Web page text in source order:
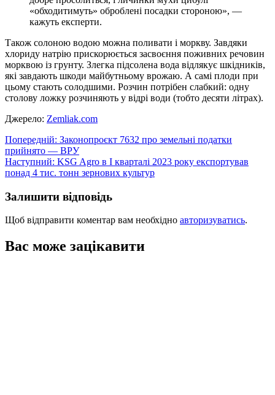
«обходитимуть» оброблені посадки стороною», —
кажуть експерти.
Також солоною водою можна поливати і моркву. Завдяки
хлориду натрію прискорюється засвоєння поживних речовин
морквою із грунту. Злегка підсолена вода відлякує шкідників,
які завдають шкоди майбутньому врожаю. А самі плоди при
цьому стають солодшими. Розчин потрібен слабкий: одну
столову ложку розчиняють у відрі води (тобто десяти літрах).
Джерело: Zemliak.com
Навігація
записів
Попередній: Законопроєкт 7632 про земельні податки
прийнято — ВРУ
Наступний: KSG Agro в І кварталі 2023 року експортував
понад 4 тис. тонн зернових культур
Залишити відповідь
Щоб відправити коментар вам необхідно авторизуватись.
Вас може зацікавити